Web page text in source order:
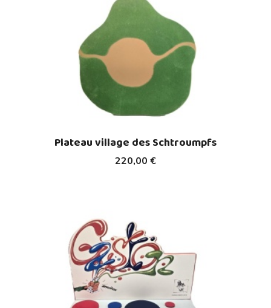
220,00 €
Plateau village des Schtroumpfs